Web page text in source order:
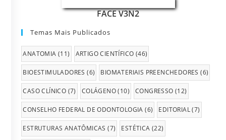
FACE V3N2
Temas Mais Publicados
ANATOMIA (11) ARTIGO CIENTÍFICO (46)
BIOESTIMULADORES (6) BIOMATERIAIS PREENCHEDORES (6)
CASO CLÍNICO (7) COLÁGENO(10) CONGRESSO (12)
CONSELHO FEDERAL DE ODONTOLOGIA (6) EDITORIAL(7)
ESTRUTURAS ANATÔMICAS (7) ESTÉTICA (22)